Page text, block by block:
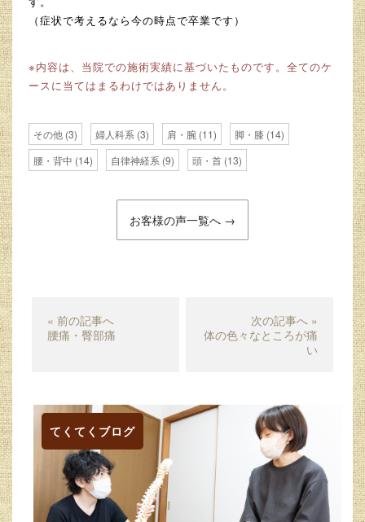
（症状で考えるなら今の時点で卒業です）
※内容は、当院での施術実績に基づいたものです。全てのケ
ースに当てはまるわけではありません。
その他 (3) 婦人科系 (3) 肩・腕 (11) 脚・膝 (14)
腰・背中 (14) 自律神経系 (9) 頭・首 (13)
お客様の声一覧へ →
« 前の記事へ
腰痛・臀部痛
次の記事へ »
体の色々なところが痛
い
てくてくブログ